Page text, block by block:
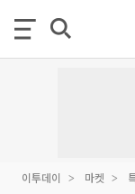
이투데이 마켓